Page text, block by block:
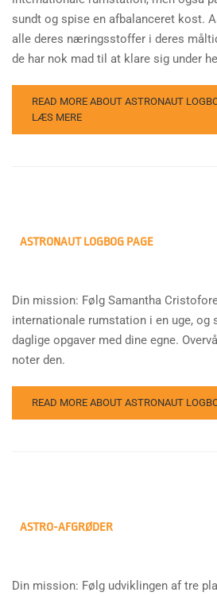
sundt og spise en afbalanceret kost.
alle deres næringsstoffer i deres
de har nok mad til at klare sig under
READ MORE ABOUT ASTRONAUT
LÆS MERE
ASTRONAUT LOGBOG PAGE
Din mission: Følg Samantha
internationale rumstation i en uge, og
daglige opgaver med dine egne.
noter den.
READ MORE ABOUT ASTRONAUT
ASTRO-AFGRØDER
Din mission: Følg udviklingen af tre